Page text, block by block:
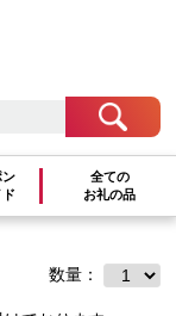
ン
全ての
お礼の品
24本 ＜岡
ンビー
飲み 家飲
数量：